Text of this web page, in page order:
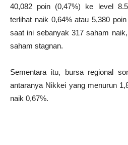
40,082 poin (0,47%) ke level
terlihat naik 0,64% atau 5,380
saat ini sebanyak 317 saham
saham stagnan.
Sementara itu, bursa regional
antaranya Nikkei yang menurun
naik 0,67%.